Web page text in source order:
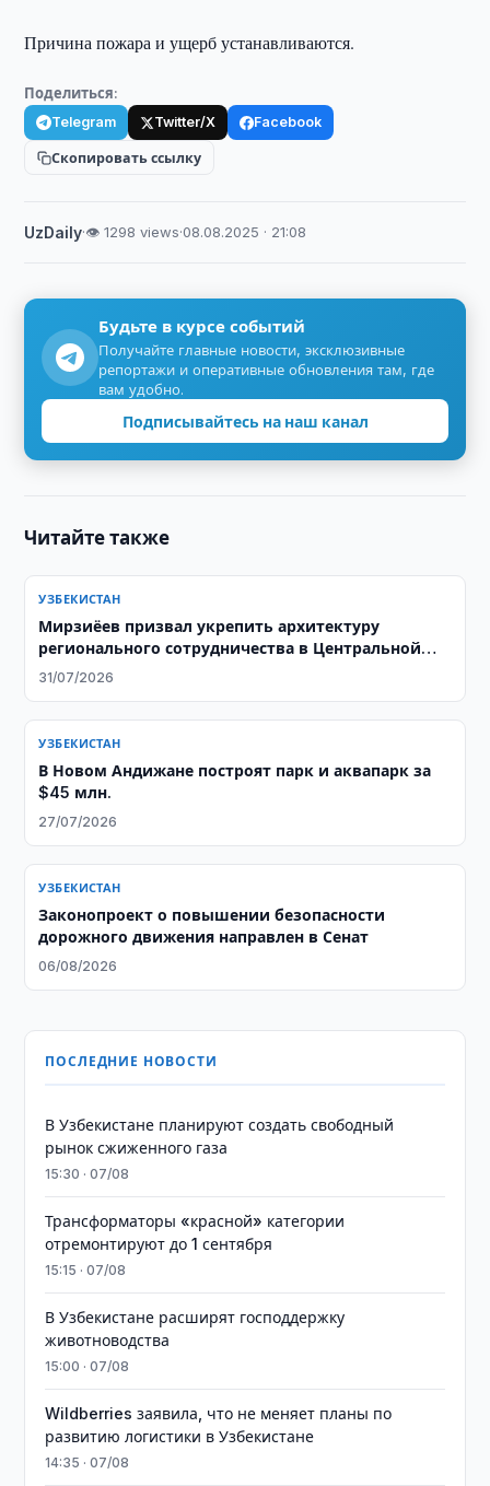
Причина пожара и ущерб устанавливаются.
Поделиться:
Telegram Twitter/X Facebook
Скопировать ссылку
UzDaily·👁 1298 views·08.08.2025 · 21:08
Будьте в курсе событий
Получайте главные новости, эксклюзивные
репортажи и оперативные обновления там, где
вам удобно.
Подписывайтесь на наш канал
Читайте также
УЗБЕКИСТАН
Мирзиёев призвал укрепить архитектуру
регионального сотрудничества в Центральной
Азии
31/07/2026
УЗБЕКИСТАН
В Новом Андижане построят парк и аквапарк за
$45 млн.
27/07/2026
УЗБЕКИСТАН
Законопроект о повышении безопасности
дорожного движения направлен в Сенат
06/08/2026
ПОСЛЕДНИЕ НОВОСТИ
В Узбекистане планируют создать свободный
рынок сжиженного газа
15:30 · 07/08
Трансформаторы «красной» категории
отремонтируют до 1 сентября
15:15 · 07/08
В Узбекистане расширят господдержку
животноводства
15:00 · 07/08
Wildberries заявила, что не меняет планы по
развитию логистики в Узбекистане
14:35 · 07/08